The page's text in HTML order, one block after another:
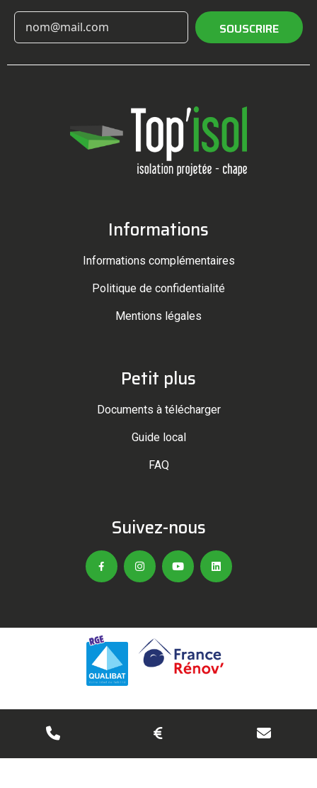
SOUSCRIRE
Informations
Informations complémentaires
Politique de confidentialité
Mentions légales
Petit plus
Documents à télécharger
Guide local
FAQ
Suivez-nous